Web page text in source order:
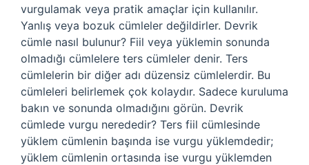
vurgulamak veya pratik amaçlar için kullanılır.
Yanlış veya bozuk cümleler değildirler. Devrik
cümle nasıl bulunur? Fiil veya yüklemin sonunda
olmadığı cümlelere ters cümleler denir. Ters
cümlelerin bir diğer adı düzensiz cümlelerdir. Bu
cümleleri belirlemek çok kolaydır. Sadece kuruluma
bakın ve sonunda olmadığını görün. Devrik
cümlede vurgu nerededir? Ters fiil cümlesinde
yüklem cümlenin başında ise vurgu yüklemdedir;
yüklem cümlenin ortasında ise vurgu yüklemden